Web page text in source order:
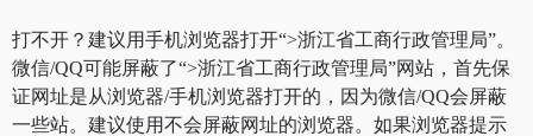
打不开？建议用手机浏览器打开“>浙江省工商行政管理局”。
微信/QQ可能屏蔽了“>浙江省工商行政管理局”网站，首先保
证网址是从浏览器/手机浏览器打开的，因为微信/QQ会屏蔽
一些站。建议使用不会屏蔽网址的浏览器。如果浏览器提示